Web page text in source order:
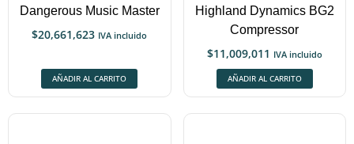
Dangerous Music Master
$20,661,623 IVA incluido
AÑADIR AL CARRITO
Highland Dynamics BG2
Compressor
$11,009,011 IVA incluido
AÑADIR AL CARRITO